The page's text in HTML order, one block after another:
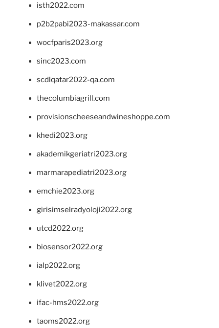
isth2022.com
p2b2pabi2023-makassar.com
wocfparis2023.org
sinc2023.com
scdlqatar2022-qa.com
thecolumbiagrill.com
provisionscheeseandwineshoppe.com
khedi2023.org
akademikgeriatri2023.org
marmarapediatri2023.org
emchie2023.org
girisimselradyoloji2022.org
utcd2022.org
biosensor2022.org
ialp2022.org
klivet2022.org
ifac-hms2022.org
taoms2022.org